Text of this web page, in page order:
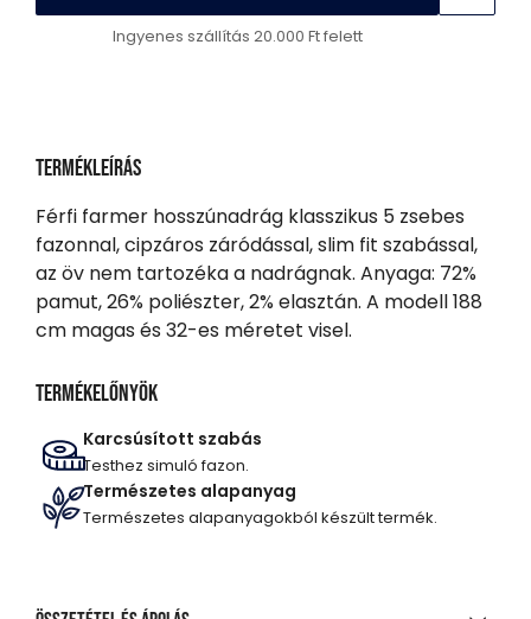
Ingyenes szállítás 20.000 Ft felett
Termékleírás
Férfi farmer hosszúnadrág klasszikus 5 zsebes
fazonnal, cipzáros záródással, slim fit szabással,
az öv nem tartozéka a nadrágnak. Anyaga: 72%
pamut, 26% poliészter, 2% elasztán. A modell 188
cm magas és 32-es méretet visel.
Termékelőnyök
Karcsúsított szabás
Testhez simuló fazon.
Természetes alapanyag
Természetes alapanyagokból készült termék.